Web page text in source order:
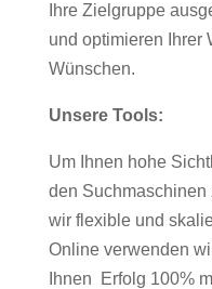
Ihre Zielgruppe
und optimieren Ihrer
Wünschen.
Unsere Tools:
Um Ihnen hohe
den Suchmaschinen
wir flexible und
Online verwenden
Ihnen Erfolg 100%